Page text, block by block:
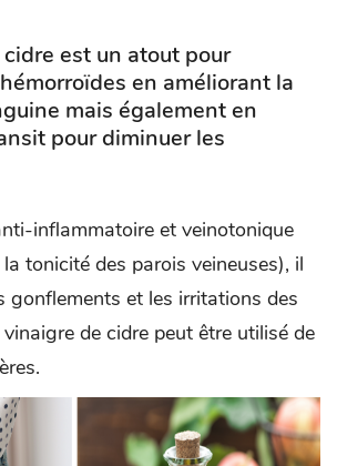
est un atout pour
en améliorant la
mais également en
pour diminuer les
inflammatoire et veinotonique
tonicité des parois veineuses), il
gonflements et les irritations des
de cidre peut être utilisé de